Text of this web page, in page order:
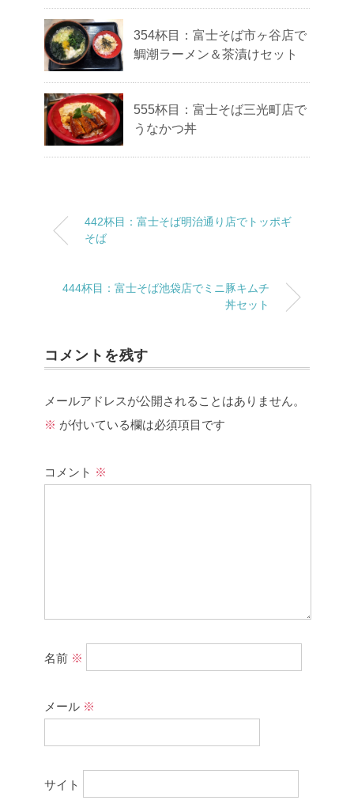
354杯目：富士そば市ヶ谷店で
鯛潮ラーメン＆茶漬けセット
555杯目：富士そば三光町店で
うなかつ丼
442杯目：富士そば明治通り店でトッポギ
そば
444杯目：富士そば池袋店でミニ豚キムチ
丼セット
コメントを残す
メールアドレスが公開されることはありません。
※ が付いている欄は必須項目です
コメント ※
名前 ※
メール ※
サイト